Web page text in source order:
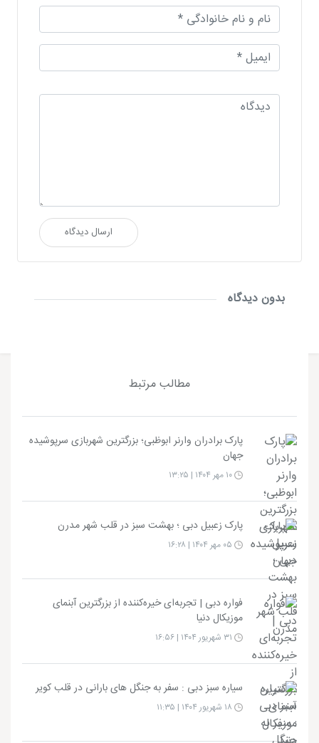
ارسال دیدگاه
بدون دیدگاه
مطالب مرتبط
پارک برادران وارنر ابوظبی؛ بزرگترین شهربازی سرپوشیده
جهان
پارک زعبیل دبی ؛ بهشت سبز در قلب شهر مدرن
فواره دبی | تجربه‌ای خیره‌کننده از بزرگترین آبنمای
موزیکال دنیا
سیاره سبز دبی : سفر به جنگل‌ های بارانی در قلب کویر